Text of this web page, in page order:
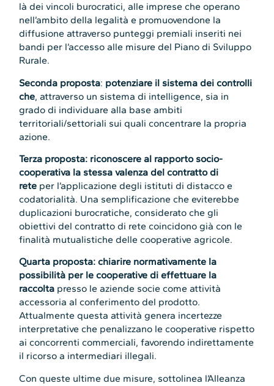
là dei vincoli burocratici, alle imprese che operano
nell’ambito della legalità e promuovendone la
diffusione attraverso punteggi premiali inseriti nei
bandi per l’accesso alle misure del Piano di Sviluppo
Rurale.
Seconda proposta: potenziare il sistema dei controlli
che, attraverso un sistema di intelligence, sia in
grado di individuare alla base ambiti
territoriali/settoriali sui quali concentrare la propria
azione.
Terza proposta: riconoscere al rapporto socio-
cooperativa la stessa valenza del contratto di
rete per l’applicazione degli istituti di distacco e
codatorialità. Una semplificazione che eviterebbe
duplicazioni burocratiche, considerato che gli
obiettivi del contratto di rete coincidono già con le
finalità mutualistiche delle cooperative agricole.
Quarta proposta: chiarire normativamente la
possibilità per le cooperative di effettuare la
raccolta presso le aziende socie come attività
accessoria al conferimento del prodotto.
Attualmente questa attività genera incertezze
interpretative che penalizzano le cooperative rispetto
ai concorrenti commerciali, favorendo indirettamente
il ricorso a intermediari illegali.
Con queste ultime due misure, sottolinea l’Alleanza